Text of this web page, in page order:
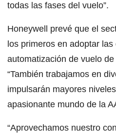
todas las fases del vuelo”.
Honeywell prevé que el
los primeros en adoptar
automatización de vuelo
“También trabajamos en
impulsarán mayores
apasionante mundo de la
“Aprovechamos nuestro